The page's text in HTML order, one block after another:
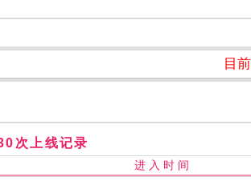
目
次上线记录
进 入 时 间